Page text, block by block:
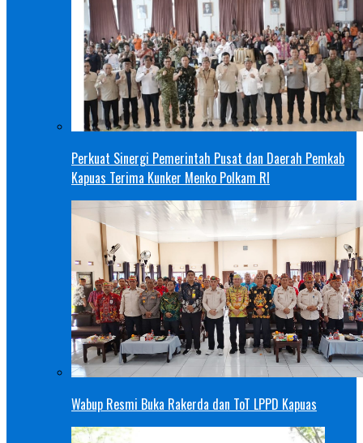
Perkuat Sinergi Pemerintah Pusat dan Daerah Pemkab
Kapuas Terima Kunker Menko Polkam RI
Wabup Resmi Buka Rakerda dan ToT LPPD Kapuas